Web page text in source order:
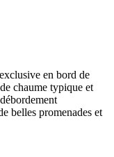
en bord de
chaume typique et
belles promenades et